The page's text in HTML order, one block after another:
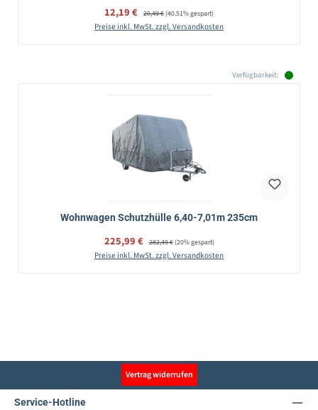
Verkaufspreis:
12,19 € Regulärer Preis:
20,49 €(40.51% gespart)
Preise inkl. MwSt. zzgl. Versandkosten
Verfügbarkeit:
Wohnwagen Schutzhülle 6,40-7,01m 235cm
Verkaufspreis:
225,99 € Regulärer Preis:
282,49 €(20% gespart)
Preise inkl. MwSt. zzgl. Versandkosten
Vertrag widerrufen
Service-Hotline